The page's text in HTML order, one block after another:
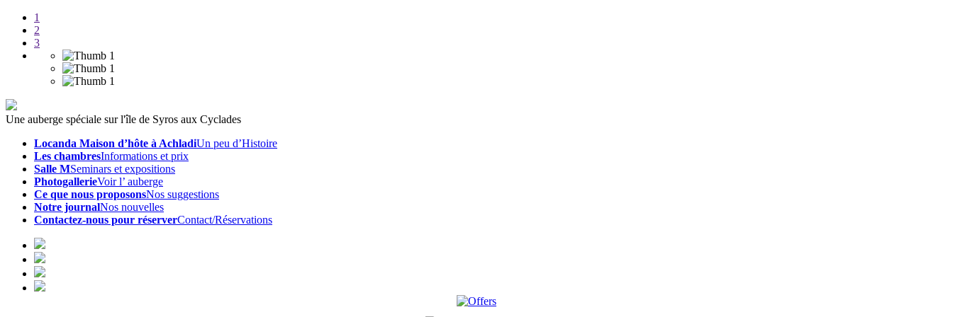
1
2
3
Une auberge spéciale sur l'île de Syros aux Cyclades
Locanda Maison d’hôte à AchladiUn peu d’Histoire
Les chambresInformations et prix
Salle MSeminars et expositions
PhotogallerieVoir l’ auberge
Ce que nous proposonsNos suggestions
Notre journalNos nouvelles
Contactez-nous pour réserverContact/Réservations